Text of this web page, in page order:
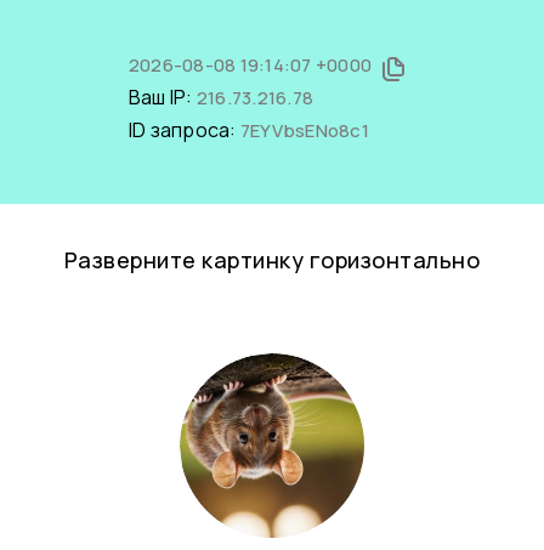
2026-08-08 19:14:07 +0000
Ваш IP: 216.73.216.78
ID запроса: 7EYVbsENo8c1
Разверните картинку горизонтально